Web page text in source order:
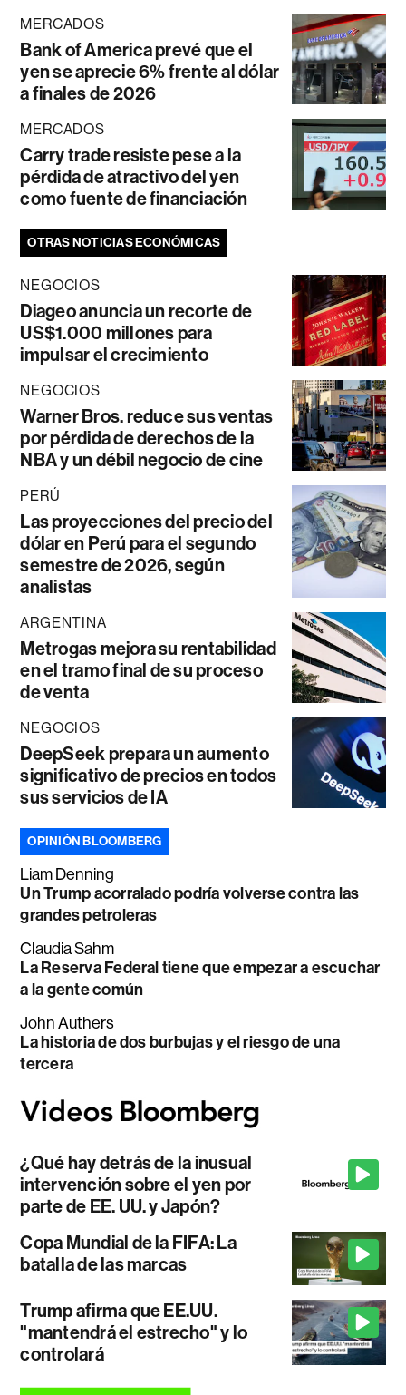
MERCADOS
Bank of America prevé que el
yen se aprecie 6% frente al dólar
a finales de 2026
MERCADOS
Carry trade resiste pese a la
pérdida de atractivo del yen
como fuente de financiación
OTRAS NOTICIAS ECONÓMICAS
NEGOCIOS
Diageo anuncia un recorte de
US$1.000 millones para
impulsar el crecimiento
NEGOCIOS
Warner Bros. reduce sus ventas
por pérdida de derechos de la
NBA y un débil negocio de cine
PERÚ
Las proyecciones del precio del
dólar en Perú para el segundo
semestre de 2026, según
analistas
ARGENTINA
Metrogas mejora su rentabilidad
en el tramo final de su proceso
de venta
NEGOCIOS
DeepSeek prepara un aumento
significativo de precios en todos
sus servicios de IA
OPINIÓN BLOOMBERG
Liam Denning
Un Trump acorralado podría volverse contra las
grandes petroleras
Claudia Sahm
La Reserva Federal tiene que empezar a escuchar
a la gente común
John Authers
La historia de dos burbujas y el riesgo de una
tercera
¿Qué hay detrás de la inusual
intervención sobre el yen por
parte de EE. UU. y Japón?
Copa Mundial de la FIFA: La
batalla de las marcas
Trump afirma que EE.UU.
"mantendrá el estrecho" y lo
controlará